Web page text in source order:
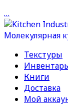
…
Текстуры
Инвентарь
Книги
Доставка
Мой